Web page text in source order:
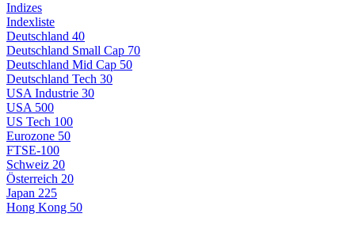
Indizes
Indexliste
Deutschland 40
Deutschland Small Cap 70
Deutschland Mid Cap 50
Deutschland Tech 30
USA Industrie 30
USA 500
US Tech 100
Eurozone 50
FTSE-100
Schweiz 20
Österreich 20
Japan 225
Hong Kong 50